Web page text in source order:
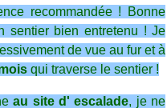
recommandée ! Bonne
sentier bien entretenu ! Je
de vue au fur et à
qui traverse le sentier !
au site d' escalade, je ne